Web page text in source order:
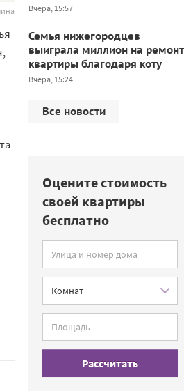
Вчера, 15:57
Семья нижегородцев
выиграла миллион на ремонт
квартиры благодаря коту
Вчера, 15:24
Все новости
Оцените стоимость
своей квартиры
бесплатно
Рассчитать